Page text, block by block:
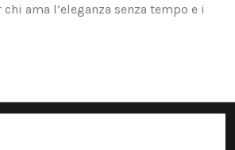
ama l’eleganza senza tempo e i